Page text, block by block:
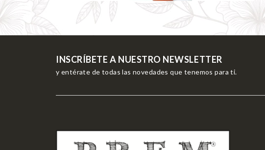
INSCRÍBETE A NUESTRO NEWSLETTER
y entérate de todas las novedades que tenemos para ti.